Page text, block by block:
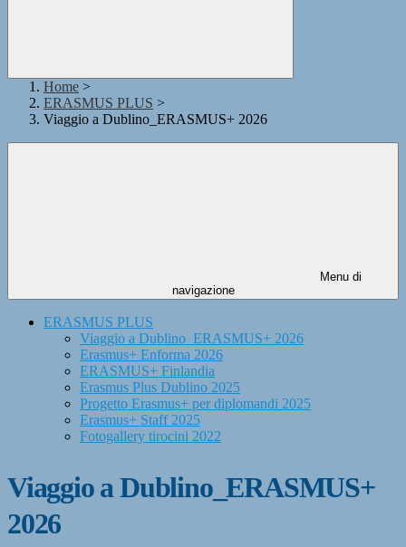
Home >
ERASMUS PLUS >
Viaggio a Dublino_ERASMUS+ 2026
Menu di
navigazione
ERASMUS PLUS
Viaggio a Dublino_ERASMUS+ 2026
Erasmus+ Enforma 2026
ERASMUS+ Finlandia
Erasmus Plus Dublino 2025
Progetto Erasmus+ per diplomandi 2025
Erasmus+ Staff 2025
Fotogallery tirocini 2022
Viaggio a Dublino_ERASMUS+
2026